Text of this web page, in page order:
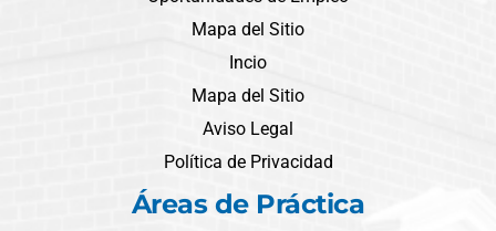
Mapa del Sitio
Incio
Mapa del Sitio
Aviso Legal
Política de Privacidad
Áreas de Práctica